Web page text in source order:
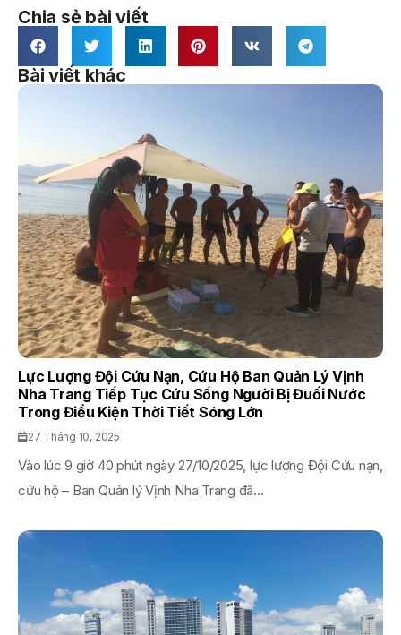
Chia sẻ bài viết
Bài viết khác
Lực Lượng Đội Cứu Nạn, Cứu Hộ Ban Quản Lý Vịnh
Nha Trang Tiếp Tục Cứu Sống Người Bị Đuối Nước
Trong Điều Kiện Thời Tiết Sóng Lớn
27 Tháng 10, 2025
Vào lúc 9 giờ 40 phút ngày 27/10/2025, lực lượng Đội Cứu nạn,
cứu hộ – Ban Quản lý Vịnh Nha Trang đã...